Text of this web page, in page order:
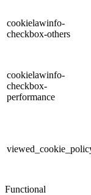
cookielawinfo-
checkbox-others
cookielawinfo-
checkbox-
performance
Functional